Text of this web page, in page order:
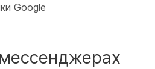
Google